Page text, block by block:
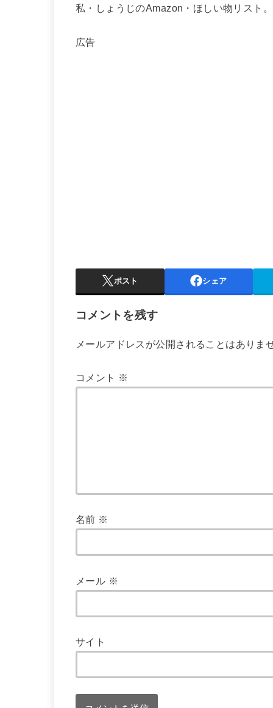
私・しょうじのAmazon・ほしい物リスト。
広告
ポスト シェア
コメントを残す
メールアドレスが公開されることはありま
コメント ※
名前 ※
メール ※
サイト